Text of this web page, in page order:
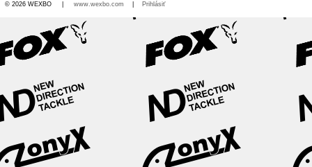
© 2026 WEXBO | www.wexbo.com Prihlásiť